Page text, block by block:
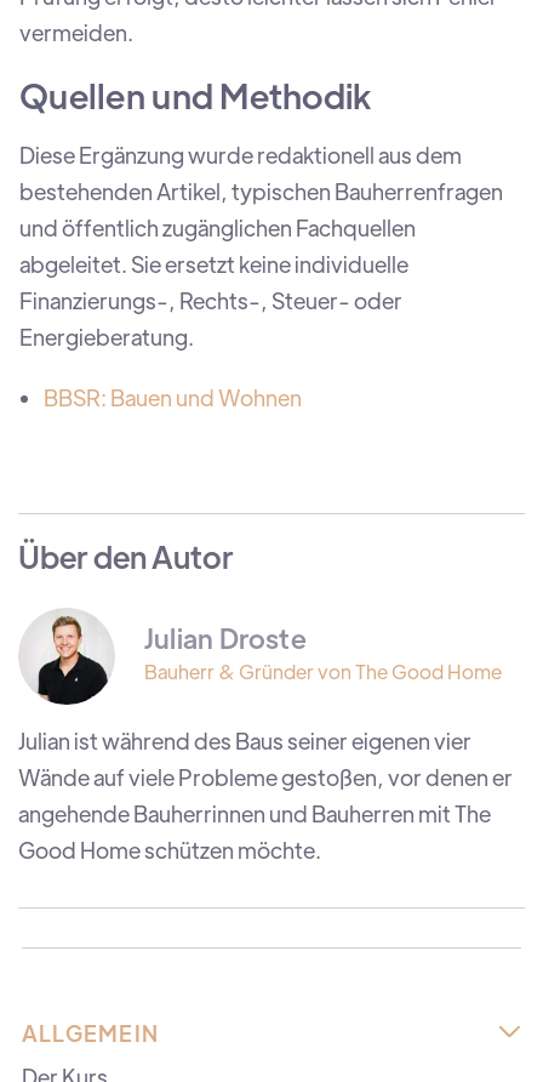
vermeiden.
Quellen und Methodik
Diese Ergänzung wurde redaktionell aus dem
bestehenden Artikel, typischen Bauherrenfragen
und öffentlich zugänglichen Fachquellen
abgeleitet. Sie ersetzt keine individuelle
Finanzierungs-, Rechts-, Steuer- oder
Energieberatung.
BBSR: Bauen und Wohnen
Über den Autor
Julian Droste
Bauherr & Gründer von The Good Home
Julian ist während des Baus seiner eigenen vier
Wände auf viele Probleme gestoßen, vor denen er
angehende Bauherrinnen und Bauherren mit The
Good Home schützen möchte.
ALLGEMEIN 